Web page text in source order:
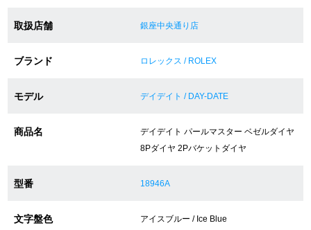
腕時計サイズ調整サービス
店舗受け取りサービス
買取・下取りをご希望の方
買取・下取りはこちら
買取専門サロン
取扱店舗 銀座中央通り店
ブランド ロレックス / ROLEX
モデル デイデイト / DAY-DATE
商品名
デイデイト パールマスター ベゼルダイヤ
8Pダイヤ 2Pバケットダイヤ
型番 18946A
文字盤色 アイスブルー / Ice Blue